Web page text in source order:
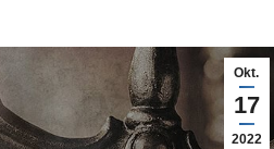
Okt.
17
2022